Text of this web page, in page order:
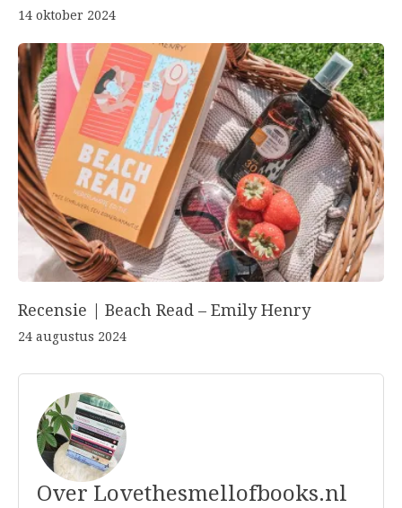
14 oktober 2024
Recensie | Beach Read – Emily Henry
24 augustus 2024
Over Lovethesmellofbooks.nl